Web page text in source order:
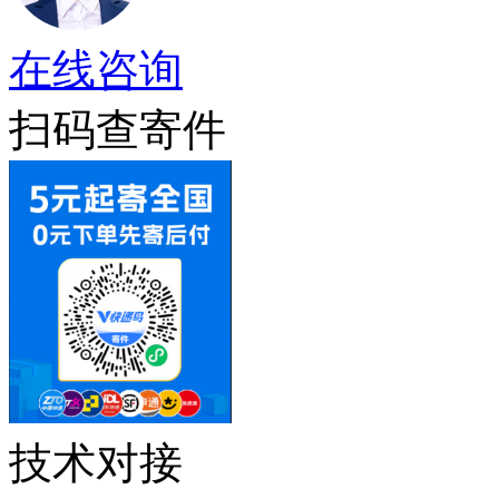
在线咨询
扫码查寄件
技术对接